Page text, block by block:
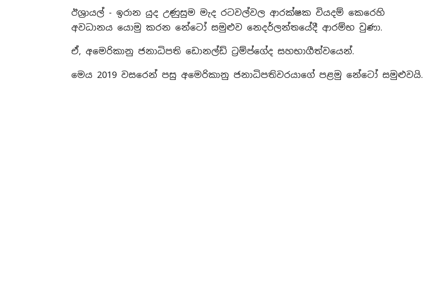
ඊශ්‍රායල් - ඉරාන යුද උණුසුම මැද රටවල්වල ආරක්ෂක වියදම් කෙරෙහි
අවධානය යොමු කරන නේටෝ සමුළුව නෙදර්ලන්තයේදී ආරම්භ වුණා.
ඒ, අමෙරිකානු ජනාධිපති ඩොනල්ඩ් ට්‍රම්ප්ගේද සහභාගීත්වයෙන්.
මෙය 2019 වසරෙන් පසු අමෙරිකානු ජනාධිපතිවරයාගේ පළමු නේටෝ සමුළුවයි.